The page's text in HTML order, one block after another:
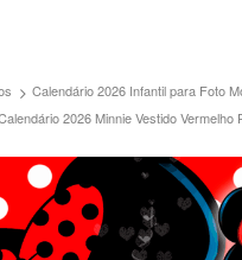
Calendário 2026 Infantil para Foto
2026 Minnie Vestido Vermelho